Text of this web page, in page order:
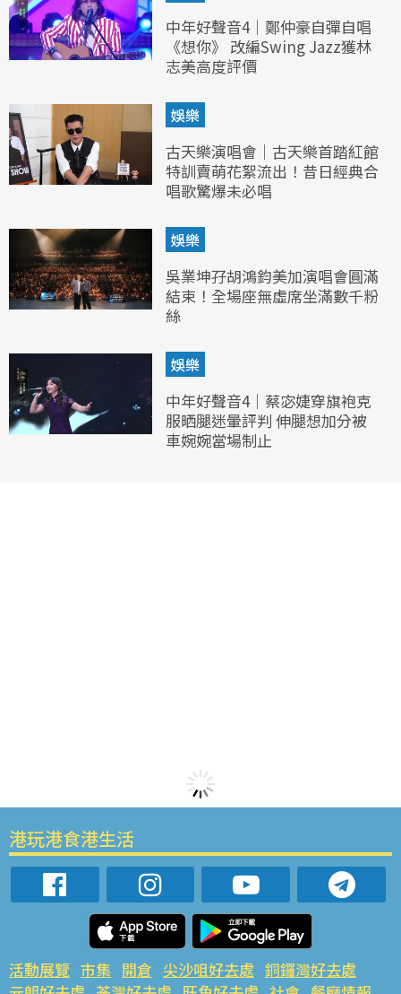
中年好聲音4｜鄭仲豪自彈自唱
《想你》 改編Swing Jazz獲林
志美高度評價
娛樂
古天樂演唱會｜古天樂首踏紅館
特訓賣萌花絮流出！昔日經典合
唱歌驚爆未必唱
娛樂
吳業坤孖胡鴻鈞美加演唱會圓滿
結束！全場座無虛席坐滿數千粉
絲
娛樂
中年好聲音4｜蔡宓婕穿旗袍克
服晒腿迷暈評判 伸腿想加分被
車婉婉當場制止
港玩港食港生活
活動展覽 市集 開倉 尖沙咀好去處 銅鑼灣好去處